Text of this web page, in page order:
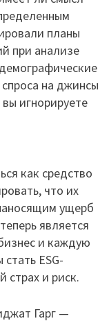
планы
при анализе
на джинсы
игнорируете
как средство
что их
ущерб
является
и каждую
ESG-
страх и риск.
Гарг —